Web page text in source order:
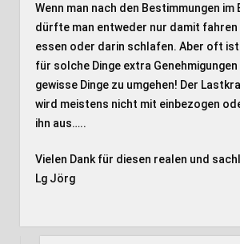
Wenn man nach den Bestimmungen im
dürfte man entweder nur damit fahren
essen oder darin schlafen. Aber oft ist
für solche Dinge extra
gewisse Dinge zu umgehen! Der
wird meistens nicht mit einbezogen
ihn aus…..
Vielen Dank für diesen realen und
Lg Jörg